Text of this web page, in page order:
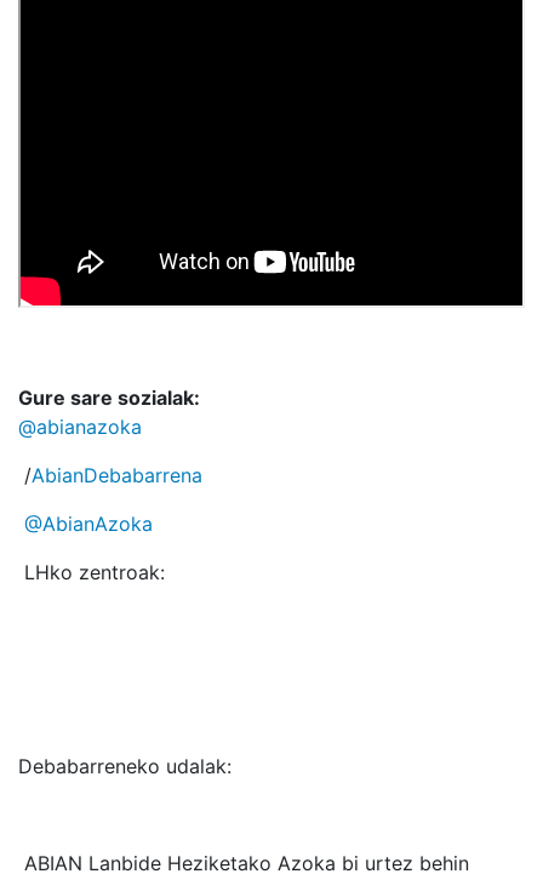
Gure sare sozialak:
@abianazoka
/AbianDebabarrena
@AbianAzoka
LHko zentroak:
Debabarreneko udalak:
ABIAN Lanbide Heziketako Azoka bi urtez behin